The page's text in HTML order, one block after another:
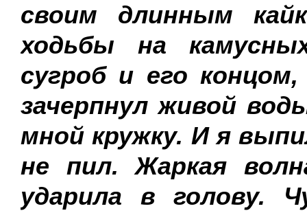
своим длинным
ходьбы на
сугроб и его
зачерпнул живой
мной кружку. И я
не пил. Жаркая
ударила в голову.